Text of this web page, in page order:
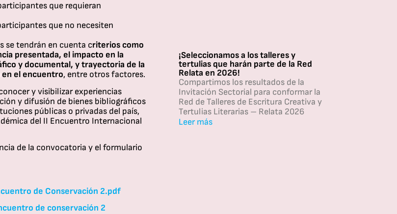
que requieran
que no necesiten
se tendrán en cuenta criterios como
presentada, el impacto en la
y documental, y trayectoria de la
en el encuentro, entre otros factores.
y visibilizar experiencias
y difusión de bienes bibliográficos
públicas o privadas del país,
del II Encuentro Internacional
de la convocatoria y el formulario
de Conservación 2.pdf
de conservación 2
¡Seleccionamos a los talleres y
tertulias que harán parte de la Red
Relata en 2026!
Compartimos los resultados de la
Invitación Sectorial para conformar la
Red de Talleres de Escritura Creativa y
Tertulias Literarias – Relata 2026
Leer más